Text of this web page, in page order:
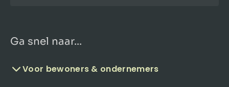
Ga snel naar...
Voor bewoners & ondernemers